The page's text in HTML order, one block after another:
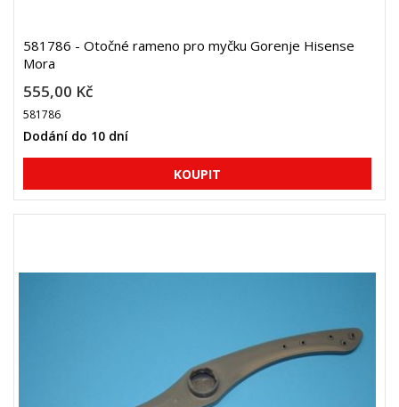
581786 - Otočné rameno pro myčku Gorenje Hisense
Mora
555,00 Kč
581786
Dodání do 10 dní